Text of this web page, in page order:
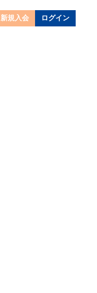
新規入会 ログイン